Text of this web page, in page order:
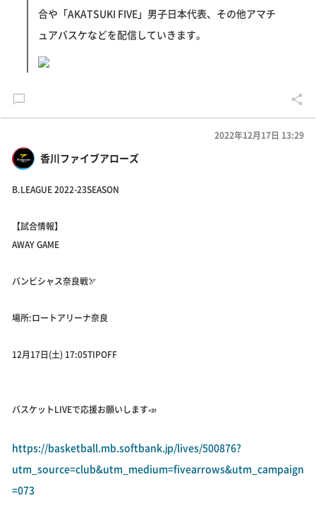
合や「AKATSUKI FIVE」男子日本代表、その他アマチ
ュアバスケなどを配信していきます。
香川ファイブアローズ
2022年12月17日 13:29
B.LEAGUE 2022-23SEASON
【試合情報】
AWAY GAME
バンビシャス奈良戦🏹
場所:ロートアリーナ奈良
12月17日(土) 17:05TIPOFF
バスケットLIVEで応援お願いします📣
https://basketball.mb.softbank.jp/lives/500876?
utm_source=club&utm_medium=fivearrows&utm_campaign
=073